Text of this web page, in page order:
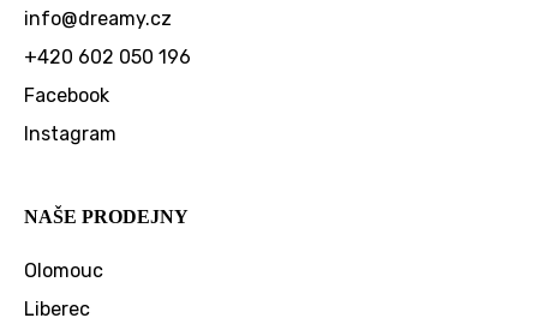
info@dreamy.cz
+420 602 050 196
Facebook
Instagram
NAŠE PRODEJNY
Olomouc
Liberec